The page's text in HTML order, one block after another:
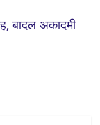
बादल अकादमी